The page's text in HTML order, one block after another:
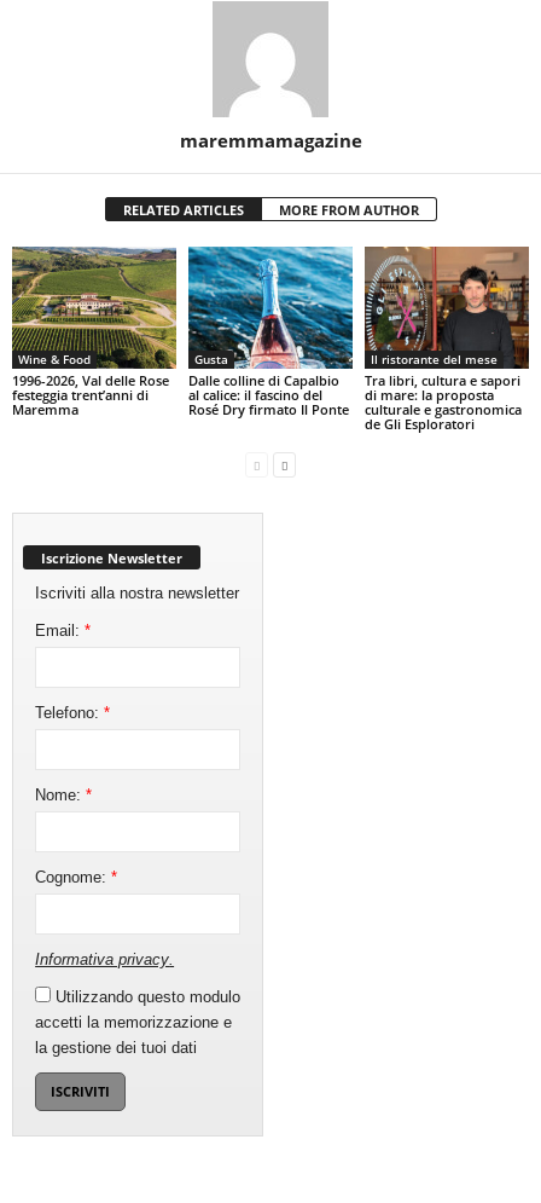
maremmamagazine
RELATED ARTICLES MORE FROM AUTHOR
Wine & Food
1996-2026, Val delle Rose
festeggia trent’anni di
Maremma
Gusta
Dalle colline di Capalbio
al calice: il fascino del
Rosé Dry firmato Il Ponte
Il ristorante del mese
Tra libri, cultura e sapori
di mare: la proposta
culturale e gastronomica
de Gli Esploratori
Iscrizione Newsletter
Iscriviti alla nostra newsletter
Email:*
Telefono:*
Nome:*
Cognome:*
Informativa privacy
Utilizzando questo modulo
accetti la memorizzazione e
la gestione dei tuoi dati